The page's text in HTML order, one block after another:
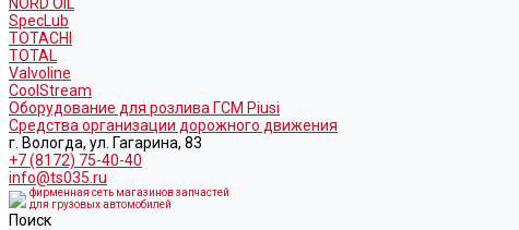
SpecLub
TOTACHI
TOTAL
Valvoline
CoolStream
Оборудование для розлива ГСМ Piusi
Средства организации дорожного движения
г. Вологда, ул. Гагарина, 83
+7 (8172) 75-40-40
info@ts035.ru
фирменная сеть магазинов запчастей
для грузовых автомобилей
Поиск